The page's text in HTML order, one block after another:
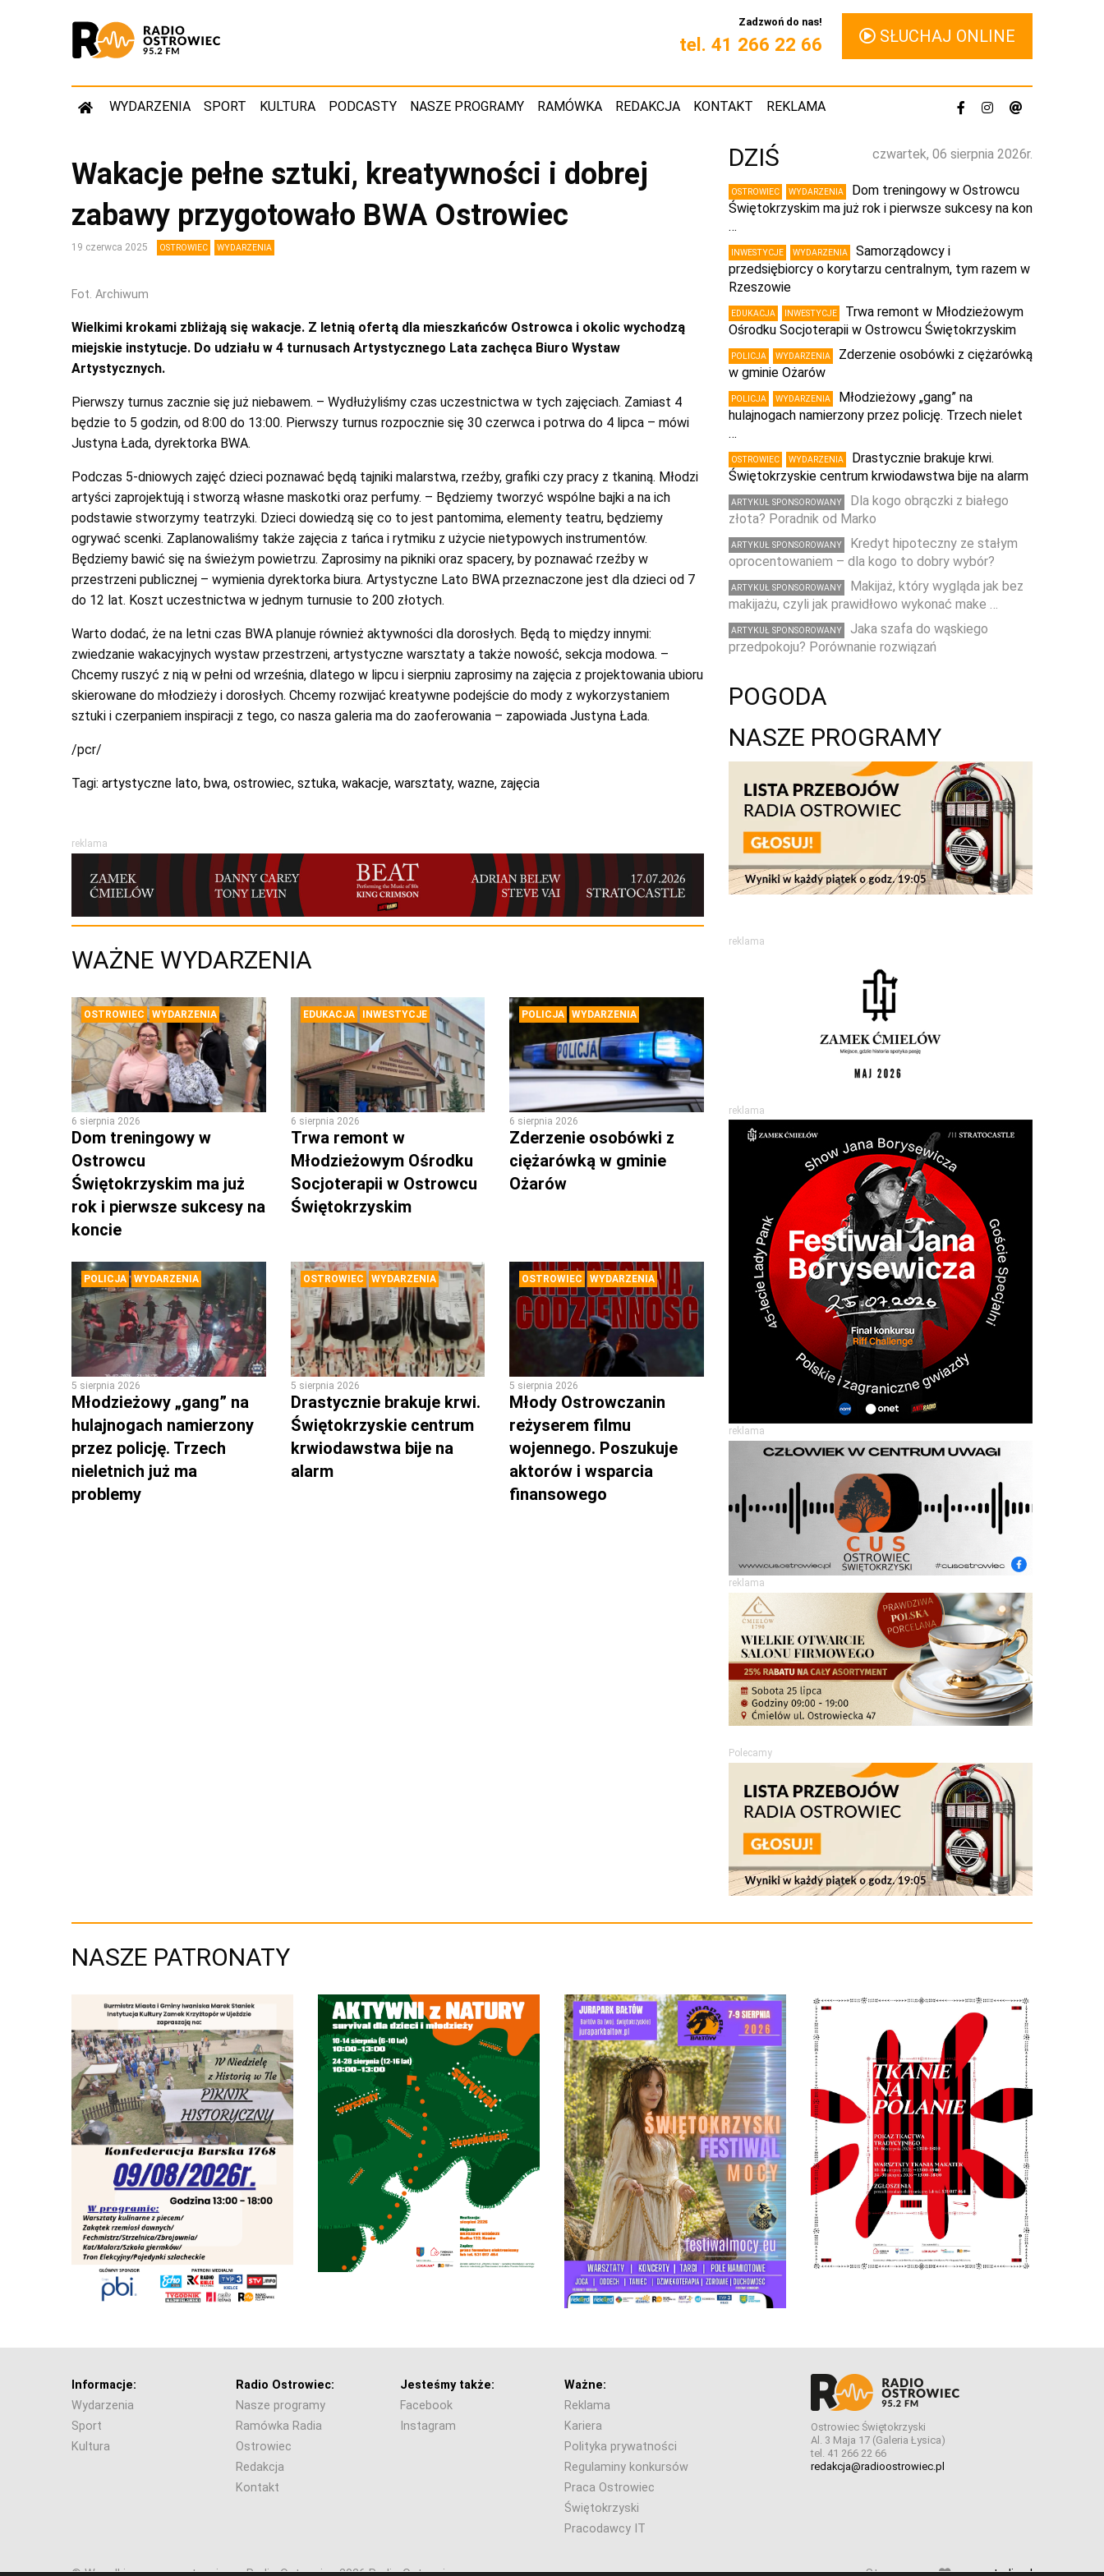
Zadzwoń do nas!
tel. 41 266 22 66 SŁUCHAJ ONLINE
WYDARZENIA SPORT KULTURA PODCASTY NASZE PROGRAMY RAMÓWKA REDAKCJA KONTAKT REKLAMA
Wakacje pełne sztuki, kreatywności i dobrej
zabawy przygotowało BWA Ostrowiec
19 czerwca 2025 OSTROWIEC WYDARZENIA
Fot. Archiwum
Wielkimi krokami zbliżają się wakacje. Z letnią ofertą dla mieszkańców Ostrowca i okolic wychodzą
miejskie instytucje. Do udziału w 4 turnusach Artystycznego Lata zachęca Biuro Wystaw
Artystycznych.
Pierwszy turnus zacznie się już niebawem. – Wydłużyliśmy czas uczestnictwa w tych zajęciach. Zamiast 4
będzie to 5 godzin, od 8:00 do 13:00. Pierwszy turnus rozpocznie się 30 czerwca i potrwa do 4 lipca – mówi
Justyna Łada, dyrektorka BWA.
Podczas 5-dniowych zajęć dzieci poznawać będą tajniki malarstwa, rzeźby, grafiki czy pracy z tkaniną. Młodzi
artyści zaprojektują i stworzą własne maskotki oraz perfumy. – Będziemy tworzyć wspólne bajki a na ich
podstawie stworzymy teatrzyki. Dzieci dowiedzą się co to jest pantomima, elementy teatru, będziemy
ogrywać scenki. Zaplanowaliśmy także zajęcia z tańca i rytmiku z użycie nietypowych instrumentów.
Będziemy bawić się na świeżym powietrzu. Zaprosimy na pikniki oraz spacery, by poznawać rzeźby w
przestrzeni publicznej – wymienia dyrektorka biura. Artystyczne Lato BWA przeznaczone jest dla dzieci od 7
do 12 lat. Koszt uczestnictwa w jednym turnusie to 200 złotych.
Warto dodać, że na letni czas BWA planuje również aktywności dla dorosłych. Będą to między innymi:
zwiedzanie wakacyjnych wystaw przestrzeni, artystyczne warsztaty a także nowość, sekcja modowa. –
Chcemy ruszyć z nią w pełni od września, dlatego w lipcu i sierpniu zaprosimy na zajęcia z projektowania ubioru
skierowane do młodzieży i dorosłych. Chcemy rozwijać kreatywne podejście do mody z wykorzystaniem
sztuki i czerpaniem inspiracji z tego, co nasza galeria ma do zaoferowania – zapowiada Justyna Łada.
/pcr/
Tagi: artystyczne lato, bwa, ostrowiec, sztuka, wakacje, warsztaty, wazne, zajęcia
reklama
WAŻNE WYDARZENIA
OSTROWIEC WYDARZENIA
6 sierpnia 2026
Dom treningowy w
Ostrowcu
Świętokrzyskim ma już
rok i pierwsze sukcesy na
koncie
EDUKACJA INWESTYCJE
6 sierpnia 2026
Trwa remont w
Młodzieżowym Ośrodku
Socjoterapii w Ostrowcu
Świętokrzyskim
POLICJA WYDARZENIA
6 sierpnia 2026
Zderzenie osobówki z
ciężarówką w gminie
Ożarów
POLICJA WYDARZENIA
5 sierpnia 2026
Młodzieżowy „gang” na
hulajnogach namierzony
przez policję. Trzech
nieletnich już ma
problemy
OSTROWIEC WYDARZENIA
5 sierpnia 2026
Drastycznie brakuje krwi.
Świętokrzyskie centrum
krwiodawstwa bije na
alarm
OSTROWIEC WYDARZENIA
5 sierpnia 2026
Młody Ostrowczanin
reżyserem filmu
wojennego. Poszukuje
aktorów i wsparcia
finansowego
czwartek, 06 sierpnia 2026r.
DZIŚ
OSTROWIEC WYDARZENIA
Dom treningowy w Ostrowcu
Świętokrzyskim ma już rok i pierwsze sukcesy na kon
…
INWESTYCJE WYDARZENIA
Samorządowcy i
przedsiębiorcy o korytarzu centralnym, tym razem w
Rzeszowie
EDUKACJA INWESTYCJE
Trwa remont w Młodzieżowym
Ośrodku Socjoterapii w Ostrowcu Świętokrzyskim
POLICJA WYDARZENIA
Zderzenie osobówki z ciężarówką
w gminie Ożarów
POLICJA WYDARZENIA
Młodzieżowy „gang” na
hulajnogach namierzony przez policję. Trzech nielet
…
OSTROWIEC WYDARZENIA
Drastycznie brakuje krwi.
Świętokrzyskie centrum krwiodawstwa bije na alarm
ARTYKUŁ SPONSOROWANY
Dla kogo obrączki z białego
złota? Poradnik od Marko
ARTYKUŁ SPONSOROWANY
Kredyt hipoteczny ze stałym
oprocentowaniem – dla kogo to dobry wybór?
ARTYKUŁ SPONSOROWANY
Makijaż, który wygląda jak bez
makijażu, czyli jak prawidłowo wykonać make …
ARTYKUŁ SPONSOROWANY
Jaka szafa do wąskiego
przedpokoju? Porównanie rozwiązań
POGODA
NASZE PROGRAMY
reklama
reklama
reklama
reklama
Polecamy
NASZE PATRONATY
Informacje:
Wydarzenia
Sport
Kultura
Radio Ostrowiec:
Nasze programy
Ramówka Radia
Ostrowiec
Redakcja
Kontakt
Jesteśmy także:
Facebook
Instagram
Ważne:
Reklama
Kariera
Polityka prywatności
Regulaminy konkursów
Praca Ostrowiec
Świętokrzyski
Pracodawcy IT
Ostrowiec Świętokrzyski
Al. 3 Maja 17 (Galeria Łysica)
tel. 41 266 22 66
redakcja@radioostrowiec.pl